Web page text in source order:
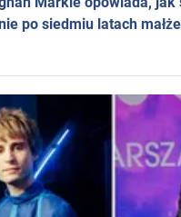
po siedmiu latach